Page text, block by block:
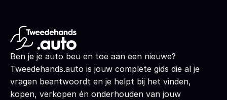
Ben je je auto beu en toe aan een nieuwe?
Tweedehands.auto is jouw complete gids die al je
vragen beantwoordt en je helpt bij het vinden,
kopen, verkopen én onderhouden van jouw